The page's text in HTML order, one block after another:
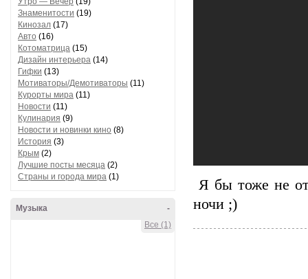
Знаменитости (19)
Кинозал (17)
Авто (16)
Котоматрица (15)
Дизайн интерьера (14)
Гифки (13)
Мотиваторы/Демотиваторы (11)
Курорты мира (11)
Новости (11)
Кулинария (9)
Новости и новинки кино (8)
История (3)
Крым (2)
Лучшие посты месяца (2)
Страны и города мира (1)
-
Музыка
Все (1)
Я бы тоже не
ночи ;)